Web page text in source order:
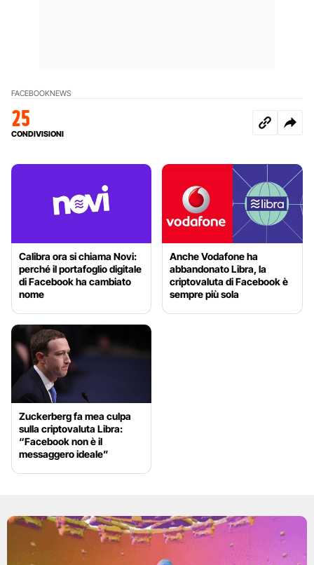
FACEBOOKNEWS
25
CONDIVISIONI
Calibra ora si chiama Novi:
perché il portafoglio digitale
di Facebook ha cambiato
nome
Anche Vodafone ha
abbandonato Libra, la
criptovaluta di Facebook è
sempre più sola
Zuckerberg fa mea culpa
sulla criptovaluta Libra:
“Facebook non è il
messaggero ideale”